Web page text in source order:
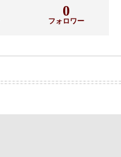
0
フォロワー